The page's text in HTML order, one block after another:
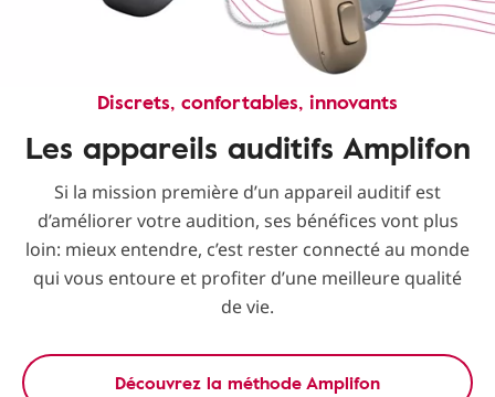
Discrets, confortables, innovants
Les appareils auditifs Amplifon
Si la mission première d’un appareil auditif est
d’améliorer votre audition, ses bénéfices vont plus
loin: mieux entendre, c’est rester connecté au monde
qui vous entoure et profiter d’une meilleure qualité
de vie.
Découvrez la méthode Amplifon